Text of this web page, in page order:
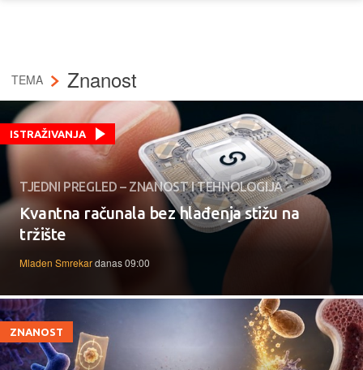
TEMA Znanost
ISTRAŽIVANJA
TJEDNI PREGLED – ZNANOST I TEHNOLOGIJA
Kvantna računala bez hlađenja stižu na
tržište
Mladen Smrekardanas 09:00
ZNANOST